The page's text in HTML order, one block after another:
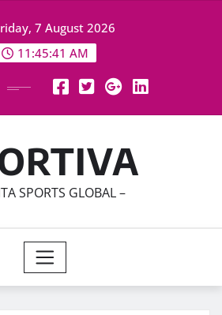
7 August 2026
11:45:43 AM
SPORTS GLOBAL –